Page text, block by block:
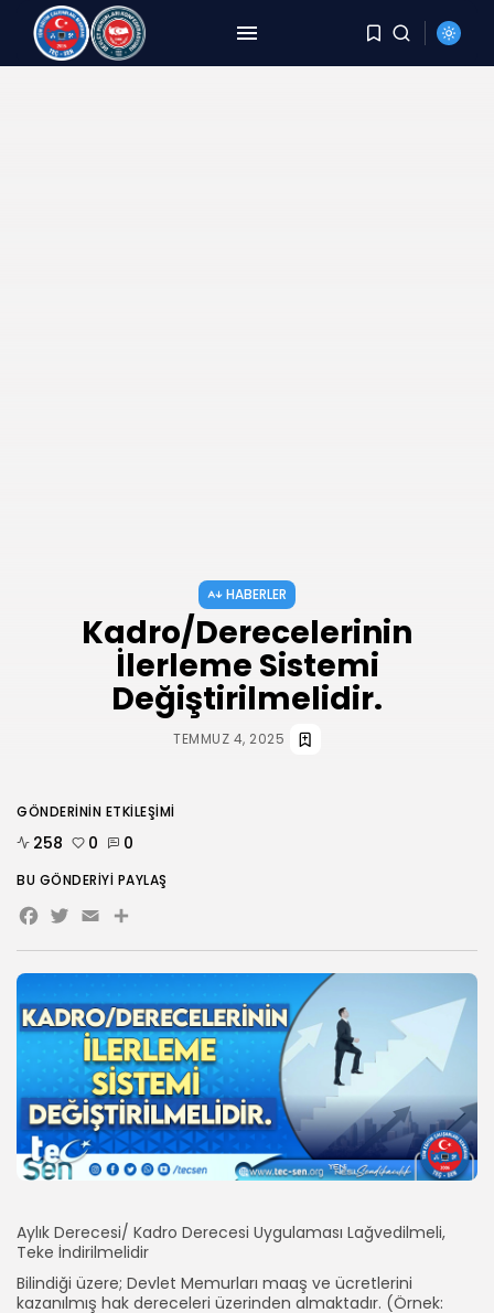
OLAĞAN...
TEMMUZ 31, 2026
BIZI TAKIP
HABERLER
Kadro/Derecelerinin
İlerleme Sistemi
Değiştirilmelidir.
TEMMUZ 4, 2025
Aylık Derecesi/ Kadro Derecesi Uygulaması Lağvedilmeli,
Teke İndirilmelidir
Bilindiği üzere; Devlet Memurları maaş ve ücretlerini
kazanılmış hak dereceleri üzerinden almaktadır. (Örnek:
GÖNDERININ ETKILEŞIMI
258 0 0
BU GÖNDERIYI PAYLAŞ
Facebook
Twitter
EmailShare